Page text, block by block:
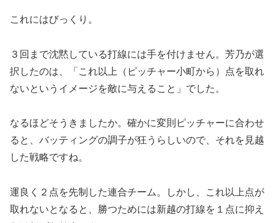
これにはびっくり。
３回まで沈黙している打線には手を付けません。芳乃が選
択したのは、「これ以上（ピッチャー小町から）点を取れ
ないというイメージを敵に与えること」でした。
なるほどそうきましたか。確かに変則ピッチャーに合わせ
ると、バッティングの調子が狂うらしいので、それを見越
した戦略ですね。
運良く２点を先制した連合チーム。しかし、これ以上点が
取れないとなると、勝つためには新越の打線を１点に抑え